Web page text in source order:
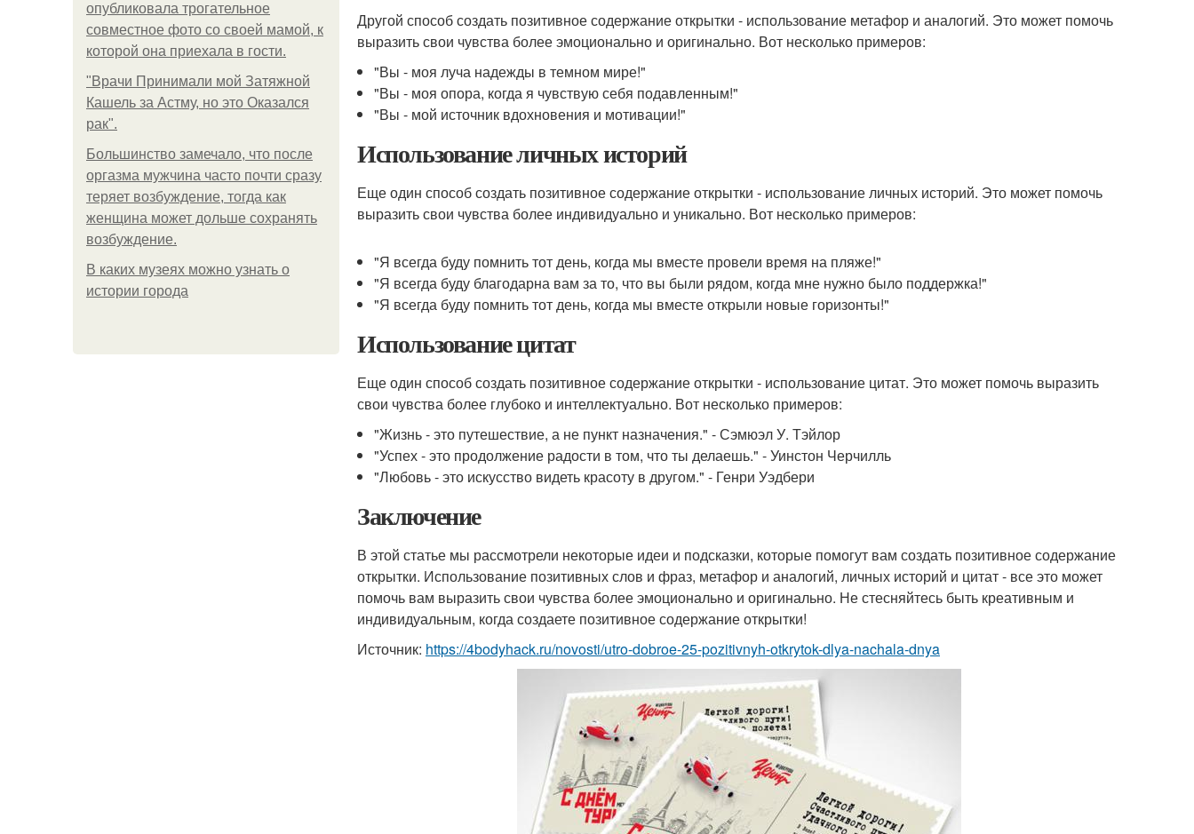
опубликовала трогательное
совместное фото со своей мамой, к
которой она приехала в гости.
"Врачи Принимали мой Затяжной
Кашель за Астму, но это Оказался
рак".
Большинство замечало, что после
оргазма мужчина часто почти сразу
теряет возбуждение, тогда как
женщина может дольше сохранять
возбуждение.
В каких музеях можно узнать о
истории города
Другой способ создать позитивное содержание открытки - использование метафор и аналогий. Это может помочь
выразить свои чувства более эмоционально и оригинально. Вот несколько примеров:
"Вы - моя луча надежды в темном мире!"
"Вы - моя опора, когда я чувствую себя подавленным!"
"Вы - мой источник вдохновения и мотивации!"
Использование личных историй
Еще один способ создать позитивное содержание открытки - использование личных историй. Это может помочь
выразить свои чувства более индивидуально и уникально. Вот несколько примеров:
"Я всегда буду помнить тот день, когда мы вместе провели время на пляже!"
"Я всегда буду благодарна вам за то, что вы были рядом, когда мне нужно было поддержка!"
"Я всегда буду помнить тот день, когда мы вместе открыли новые горизонты!"
Использование цитат
Еще один способ создать позитивное содержание открытки - использование цитат. Это может помочь выразить
свои чувства более глубоко и интеллектуально. Вот несколько примеров:
"Жизнь - это путешествие, а не пункт назначения." - Сэмюэл У. Тэйлор
"Успех - это продолжение радости в том, что ты делаешь." - Уинстон Черчилль
"Любовь - это искусство видеть красоту в другом." - Генри Уэдбери
Заключение
В этой статье мы рассмотрели некоторые идеи и подсказки, которые помогут вам создать позитивное содержание
открытки. Использование позитивных слов и фраз, метафор и аналогий, личных историй и цитат - все это может
помочь вам выразить свои чувства более эмоционально и оригинально. Не стесняйтесь быть креативным и
индивидуальным, когда создаете позитивное содержание открытки!
Источник: https://4bodyhack.ru/novosti/utro-dobroe-25-pozitivnyh-otkrytok-dlya-nachala-dnya